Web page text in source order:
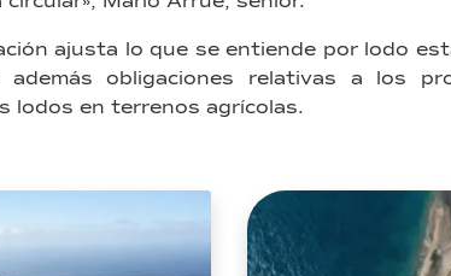
ajusta lo que se entiende por lodo
obligaciones relativas a los
lodos en terrenos agrícolas.